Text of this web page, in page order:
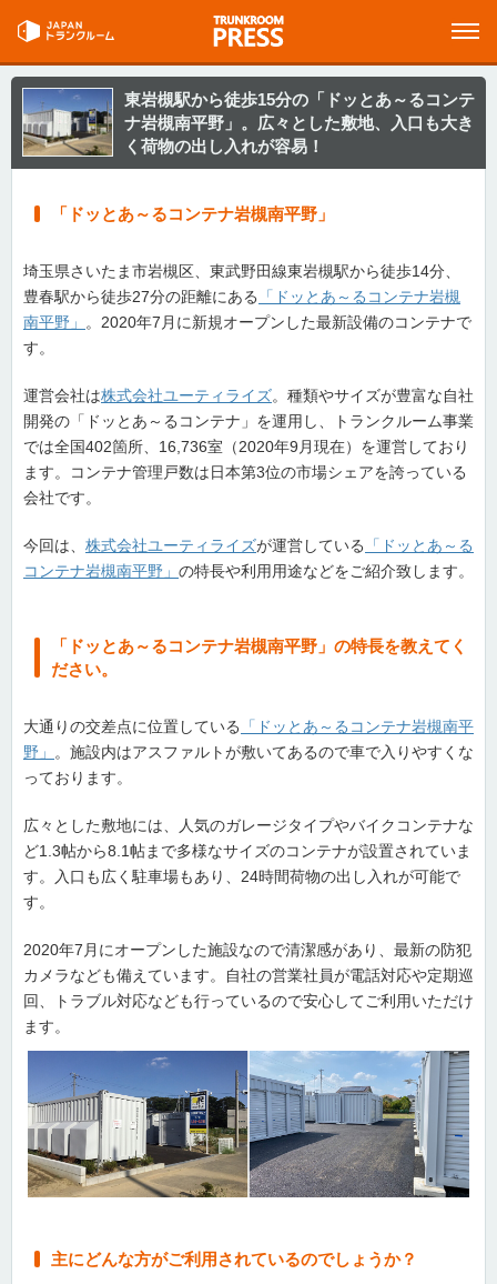
東岩槻駅から徒歩15分の「ドッとあ～るコンテ
ナ岩槻南平野」。広々とした敷地、入口も大き
く荷物の出し入れが容易！
「ドッとあ～るコンテナ岩槻南平野」
埼玉県さいたま市岩槻区、東武野田線東岩槻駅から徒歩14分、
豊春駅から徒歩27分の距離にある
「ドッとあ～るコンテナ岩槻
南平野」
。2020年7月に新規オープンした最新設備のコンテナで
す。
運営会社は株式会社ユーティライズ。種類やサイズが豊富な自社
開発の「ドッとあ～るコンテナ」を運用し、トランクルーム事業
では全国402箇所、16,736室（2020年9月現在）を運営しており
ます。コンテナ管理戸数は日本第3位の市場シェアを誇っている
会社です。
今回は、 株式会社ユーティライズが運営している
「ドッとあ～る
コンテナ岩槻南平野」 の特長や利用用途などをご紹介致します。
「ドッとあ～るコンテナ岩槻南平野」の特長を教えてく
ださい。
大通りの交差点に位置している
「ドッとあ～るコンテナ岩槻南平
野」
。施設内はアスファルトが敷いてあるので車で入りやすくな
っております。
広々とした敷地には、人気のガレージタイプやバイクコンテナな
ど1.3帖から8.1帖まで多様なサイズのコンテナが設置されていま
す。入口も広く駐車場もあり、24時間荷物の出し入れが可能で
す。
2020年7月にオープンした施設なので清潔感があり、最新の防犯
カメラなども備えています。自社の営業社員が電話対応や定期巡
回、トラブル対応なども行っているので安心してご利用いただけ
ます。
主にどんな方がご利用されているのでしょうか？